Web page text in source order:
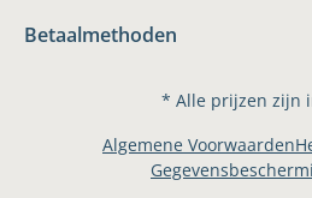
Betaalmethoden
* Alle prijzen zijn
Algemene Voorwaarden